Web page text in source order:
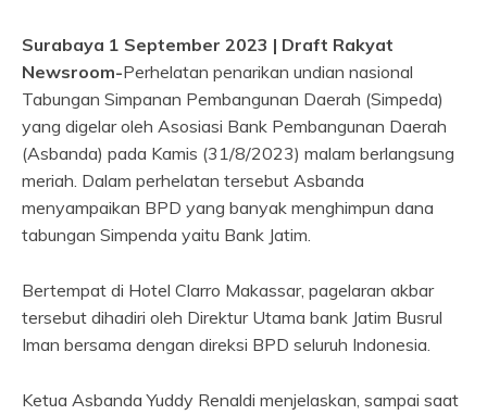
Surabaya 1 September 2023 | Draft Rakyat
Newsroom-Perhelatan penarikan undian nasional
Tabungan Simpanan Pembangunan Daerah (Simpeda)
yang digelar oleh Asosiasi Bank Pembangunan Daerah
(Asbanda) pada Kamis (31/8/2023) malam berlangsung
meriah. Dalam perhelatan tersebut Asbanda
menyampaikan BPD yang banyak menghimpun dana
tabungan Simpenda yaitu Bank Jatim.
Bertempat di Hotel Clarro Makassar, pagelaran akbar
tersebut dihadiri oleh Direktur Utama bank Jatim Busrul
Iman bersama dengan direksi BPD seluruh Indonesia.
Ketua Asbanda Yuddy Renaldi menjelaskan, sampai saat